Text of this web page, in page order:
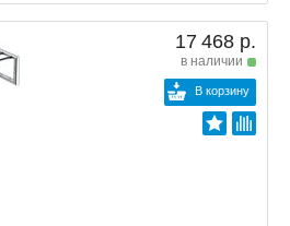
17 468 р.
в наличии
В корзину